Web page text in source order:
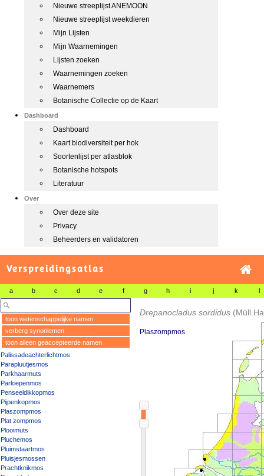
Nieuwe streeplijst ANEMOON
Nieuwe streeplijst weekdieren
Mijn Lijsten
Mijn Waarnemingen
Lijsten zoeken
Waarnemingen zoeken
Waarnemers
Botanische Collectie op de Kaart
Dashboard
Dashboard
Kaart biodiversiteit per hok
Soortenlijst per atlasblok
Botanische hotspots
Literatuur
Over
Over deze site
Privacy
Beheerders en validatoren
Verspreidingsatlas
a b c d e f g h i j k l
toon wetenschappelijke namen
verberg synoniemen
toon alleen geaccepteerde namen
Palissadeachterlichtmos
Parapluutjesmos
Parkhaarmuts
Parkiepenmos
Penseeldikkopmos
Pijpenkopmos
Plaszompmos
Plat zompmos
Plooimuts
Pluchemos
Pluimstaartmos
Pluisjesmossen
Prachtknikmos
Drepanocladus sordidus
Plaszompmos